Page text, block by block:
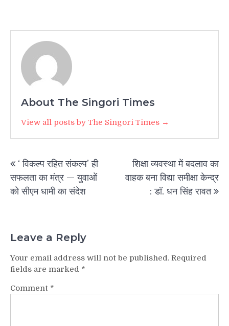
About The Singori Times
View all posts by The Singori Times →
navigation
‘ विकल्प रहित संकल्प’ ही
सफलता का मंत्र — युवाओं
को सीएम धामी का संदेश
शिक्षा व्यवस्था में बदलाव का
वाहक बना विद्या समीक्षा केन्द्र
: डॉ. धन सिंह रावत
Leave a Reply
Your email address will not be published. Required
fields are marked *
Comment *